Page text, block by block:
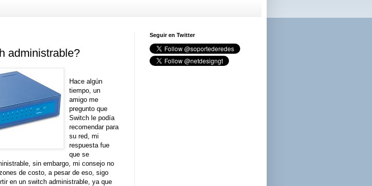
administrable?
Hace algún
tiempo, un
amigo me
pregunto que
Switch le podía
recomendar para
su red, mi
respuesta fue
que se
sin embargo, mi consejo no
de costo, a pesar de eso, sigo
en un switch administrable, ya que
Seguir en Twitter